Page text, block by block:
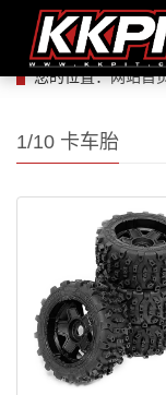
全部产品（产品上
KKPIT 赛车队
您的位置：网站首
1/10 卡车胎